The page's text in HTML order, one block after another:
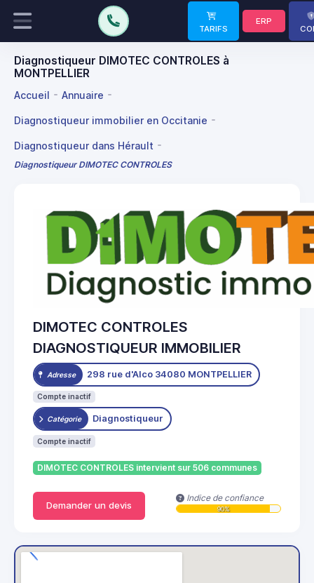
TARIFS
ERP
Diagnostiqueur DIMOTEC CONTROLES à
MONTPELLIER
Accueil Annuaire
Diagnostiqueur immobilier en Occitanie
Diagnostiqueur dans Hérault
Diagnostiqueur DIMOTEC CONTROLES
DIMOTEC CONTROLES
DIAGNOSTIQUEUR IMMOBILIER
Adresse 298 rue d'Alco 34080 MONTPELLIER
Compte inactif
Catégorie Diagnostiqueur
Compte inactif
DIMOTEC CONTROLES intervient sur 506 communes
Demander un devis
Indice de confiance
90%